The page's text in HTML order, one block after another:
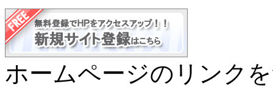
ホームページのリンク